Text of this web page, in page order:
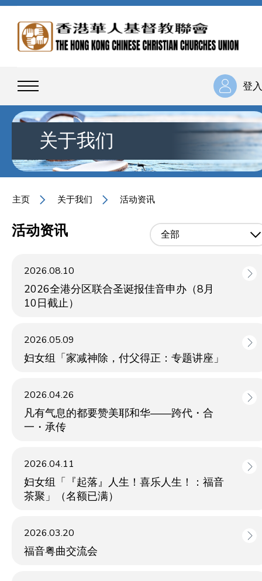
登入
关于我们
主页 关于我们 活动资讯
活动资讯 全部
2026.08.10
2026全港分区联合圣诞报佳音申办（8月
10日截止）
2026.05.09
妇女组「家减神除，付父得正：专题讲座」
2026.04.26
凡有气息的都要赞美耶和华——跨代・合
一・承传
2026.04.11
妇女组「『起落』人生！喜乐人生！：福音
茶聚」（名额已满）
2026.03.20
福音粤曲交流会